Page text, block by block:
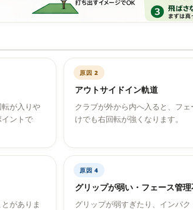
が入りや
ントで
原因 2
アウトサイドイン軌道
クラブが外から内へ入ると、フ
けでも右回転が強くなります。
がありま
原因 4
グリップが弱い・フェース管
グリップが弱すぎたり、インパ